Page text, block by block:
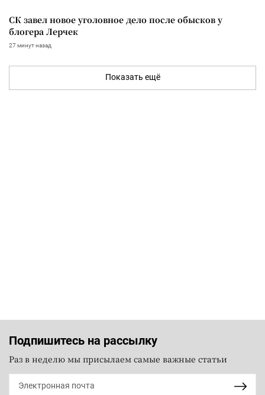
СК завел новое уголовное дело после обысков у
блогера Лерчек
27 минут назад
Показать ещё
Подпишитесь на рассылку
Раз в неделю мы присылаем самые важные статьи